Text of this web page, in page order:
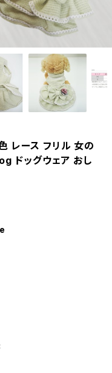
レース フリル 女の
ドッグウェア おし